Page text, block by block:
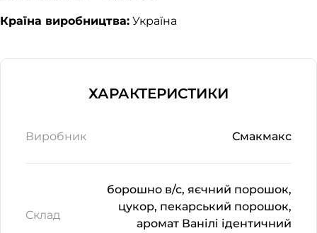
Країна виробництва: Україна
ХАРАКТЕРИСТИКИ
Виробник Смакмакс
Склад
борошно в/с, яєчний порошок,
цукор, пекарський порошок,
аромат Ванілі ідентичний